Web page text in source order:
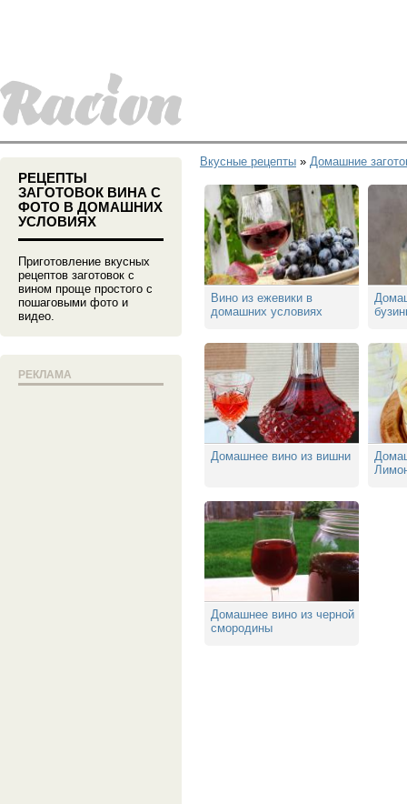
Вкусные рецепты » Домашние
РЕЦЕПТЫ
ЗАГОТОВОК ВИНА С
ФОТО В ДОМАШНИХ
УСЛОВИЯХ
Приготовление вкусных
рецептов заготовок с
вином проще простого с
пошаговыми фото и
видео.
РЕКЛАМА
Вино из ежевики в
домашних условиях
Домашнее вино из вишни
Домашнее вино из черной
смородины